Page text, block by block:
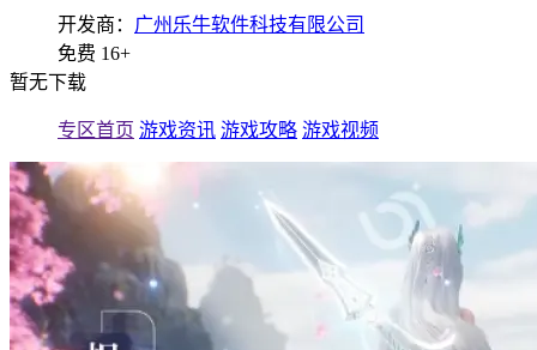
开发商： 广州乐牛软件科技有限公司
免费 16+
暂无下载
专区首页 游戏资讯 游戏攻略 游戏视频